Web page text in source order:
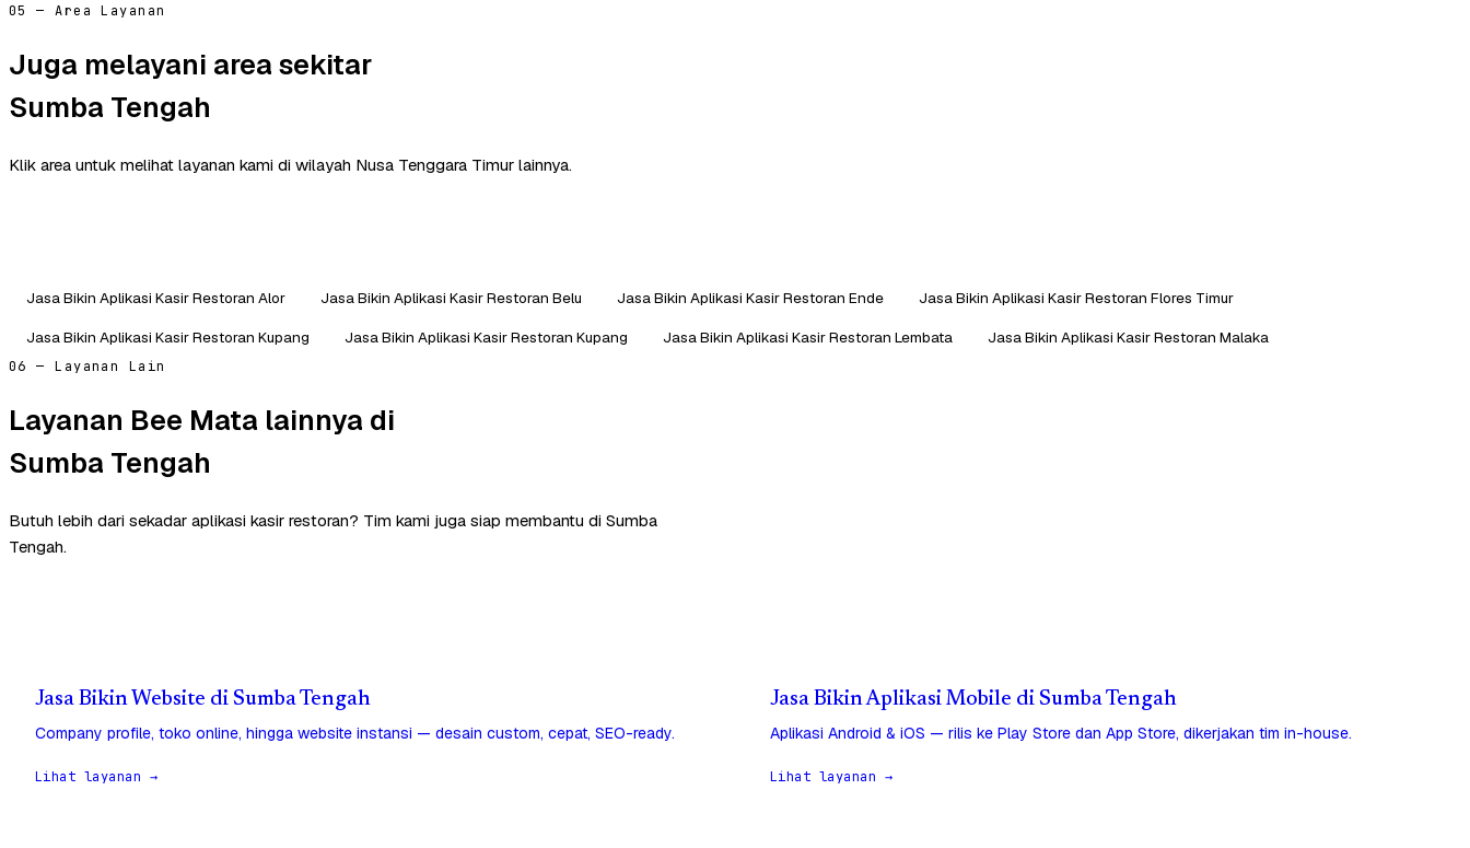
05 — Area Layanan
Juga melayani area sekitar
Sumba Tengah
Klik area untuk melihat layanan kami di wilayah Nusa Tenggara Timur lainnya.
Jasa Bikin Aplikasi Kasir Restoran Alor Jasa Bikin Aplikasi Kasir Restoran Belu Jasa Bikin Aplikasi Kasir Restoran Ende
Jasa Bikin Aplikasi Kasir Restoran Flores Timur
Jasa Bikin Aplikasi Kasir Restoran Kupang
Jasa Bikin Aplikasi Kasir Restoran Kupang Jasa Bikin Aplikasi Kasir Restoran Lembata Jasa Bikin Aplikasi Kasir Restoran Malaka
06 — Layanan Lain
Layanan Bee Mata lainnya di
Sumba Tengah
Butuh lebih dari sekadar aplikasi kasir restoran? Tim kami juga siap membantu di Sumba
Tengah.
Jasa Bikin Website di Sumba Tengah
Company profile, toko online, hingga website instansi — desain custom, cepat, SEO-ready.
Lihat layanan →
Jasa Bikin Aplikasi Mobile di Sumba Tengah
Aplikasi Android & iOS — rilis ke Play Store dan App Store, dikerjakan tim in-house.
Lihat layanan →